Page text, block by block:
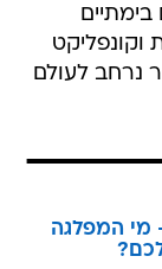
נרחב לעולם
מי המפלגה